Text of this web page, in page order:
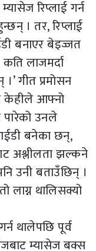
रिप्लाई गर्न
। तर, रिप्लाई
बनाएर बेइज्जत
लाजमर्दा
गीत प्रमोसन
केहीले आफ्नो
उनले
बनेका छन्,
अश्लीलता झल्कने
उनी बताउँछिन् ।
थालिसक्यो
थालेपछि पूर्व
म्यासेज बक्स